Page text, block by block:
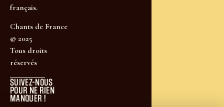
français.
Chants de France
© 2025
Tous droits
réservés
SUIVEZ-NOUS
POUR NE RIEN
MANQUER !